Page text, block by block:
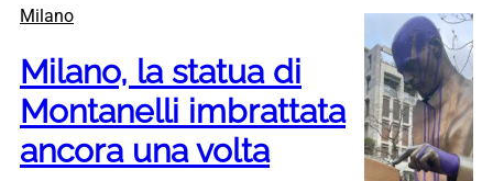
Milano
Milano, la statua di
Montanelli imbrattata
ancora una volta